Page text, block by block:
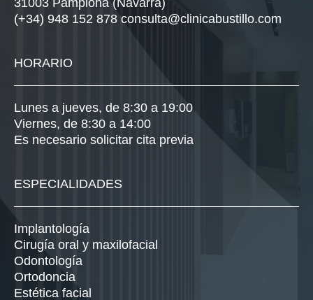
31003 Pamplona (Navarra)
(+34) 948 152 878 consulta@clinicabustillo.com
HORARIO
Lunes a jueves, de 8:30 a 19:00
Viernes, de 8:30 a 14:00
Es necesario solicitar cita previa
ESPECIALIDADES
Implantología
Cirugía oral y maxilofacial
Odontología
Ortodoncia
Estética facial